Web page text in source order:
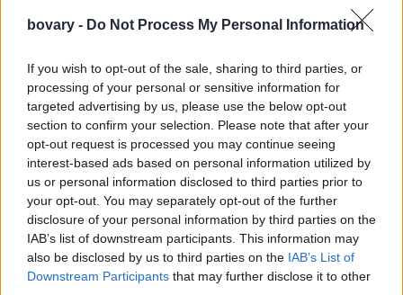
bovary - Do Not Process My Personal Information
If you wish to opt-out of the sale, sharing to third parties, or
processing of your personal or sensitive information for
targeted advertising by us, please use the below opt-out
section to confirm your selection. Please note that after your
opt-out request is processed you may continue seeing
interest-based ads based on personal information utilized by
us or personal information disclosed to third parties prior to
your opt-out. You may separately opt-out of the further
disclosure of your personal information by third parties on the
IAB’s list of downstream participants. This information may
also be disclosed by us to third parties on the IAB’s List of
Downstream Participants that may further disclose it to other